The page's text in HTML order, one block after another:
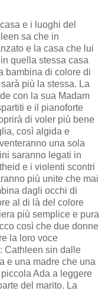
e i luoghi del
sa che in
e la casa che lui
quella stessa casa
bambina di colore di
più la stessa. La
con la sua Madam
e il pianoforte
di voler più bene
così algida e
una sola
saranno legati in
e i violenti scontri
più unite che mai
dagli occhi di
al di là del colore
più semplice e pura
così che due donne
la loro voce
Cathleen sin dalle
e una madre che una
Ada a leggere
del marito. La